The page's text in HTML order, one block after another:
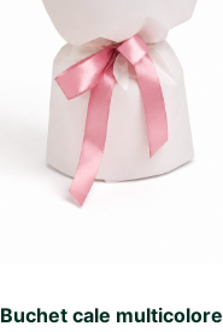
Buchet cale multicolore